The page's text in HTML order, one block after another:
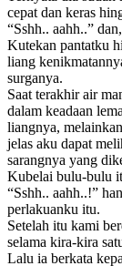
cepat dan keras
“Sshh.. aahh..”
Kutekan pantatku
liang
surganya.
Saat terakhir air
dalam keadaan
liangnya,
jelas aku dapat
sarangnya yang
Kubelai bulu-bulu
“Sshh.. aahh..!”
perlakuanku itu.
Setelah itu kami
selama kira-kira
Lalu ia berkata